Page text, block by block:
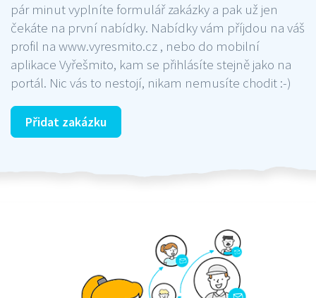
pár minut vyplníte formulář zakázky a pak už jen
čekáte na první nabídky. Nabídky vám příjdou na váš
profil na www.vyresmito.cz , nebo do mobilní
aplikace Vyřešmito, kam se přihlásíte stejně jako na
portál. Nic vás to nestojí, nikam nemusíte chodit :-)
Přidat zakázku